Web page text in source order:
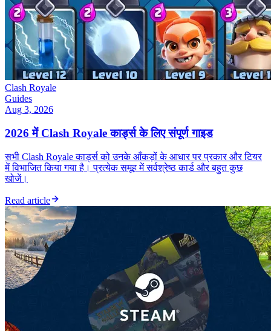
Clash Royale
Guides
Aug 3, 2026
2026 में Clash Royale कार्ड्स के लिए संपूर्ण गाइड
सभी Clash Royale कार्ड्स को उनके आँकड़ों के आधार पर प्रकार और टियर
में विभाजित किया गया है। प्रत्येक समूह में सर्वश्रेष्ठ कार्ड और बहुत कुछ
खोजें।
Read article